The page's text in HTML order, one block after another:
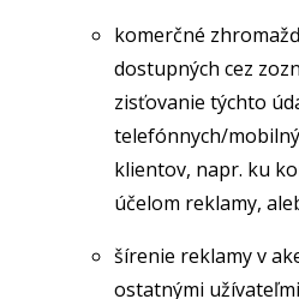
komerčné
dostupných cez
zisťovanie týchto
telefónnych/
klientov, napr. ku
účelom reklamy,
šírenie reklamy v
ostatnými